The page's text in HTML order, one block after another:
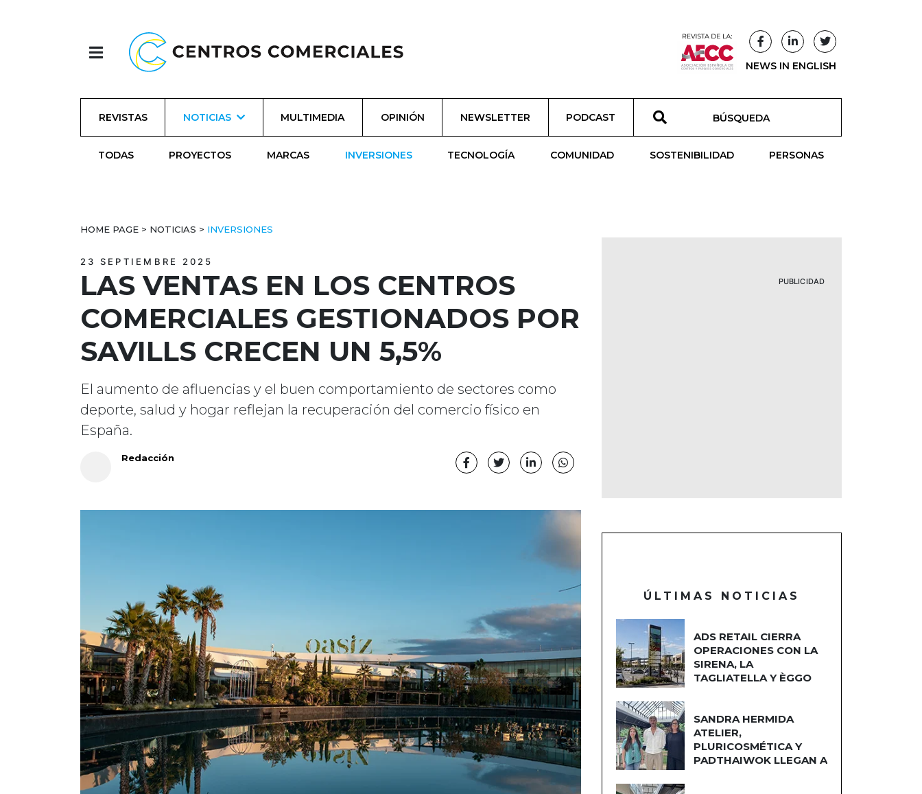
NEWS IN ENGLISH
REVISTAS NOTICIAS MULTIMEDIA OPINIÓN NEWSLETTER PODCAST
TODAS PROYECTOS MARCAS INVERSIONES TECNOLOGÍA COMUNIDAD SOSTENIBILIDAD PERSONAS
HOME PAGE > NOTICIAS > INVERSIONES
23 SEPTIEMBRE 2025
LAS VENTAS EN LOS CENTROS
COMERCIALES GESTIONADOS POR
SAVILLS CRECEN UN 5,5%
El aumento de afluencias y el buen comportamiento de sectores como
deporte, salud y hogar reflejan la recuperación del comercio físico en
España.
Redacción
PUBLICIDAD
ÚLTIMAS NOTICIAS
ADS RETAIL CIERRA
OPERACIONES CON LA
SIRENA, LA
TAGLIATELLA Y ÈGGO
SANDRA HERMIDA
ATELIER,
PLURICOSMÉTICA Y
PADTHAIWOK LLEGAN A